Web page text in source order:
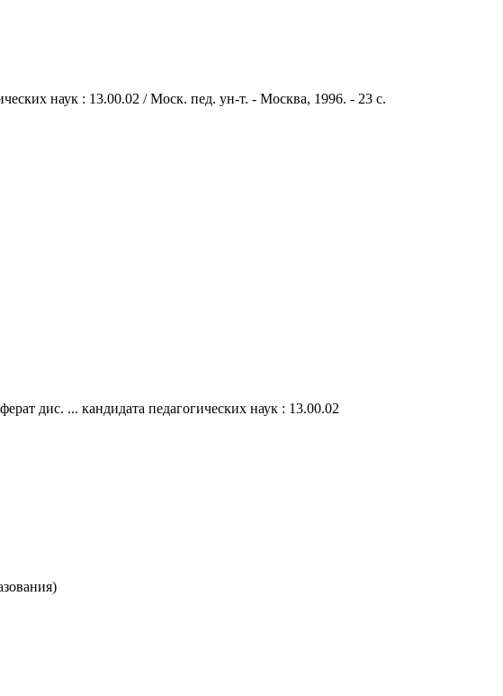
наук : 13.00.02 / Моск. пед. ун-т. - Москва, 1996. - 23 с.
дис. ... кандидата педагогических наук : 13.00.02